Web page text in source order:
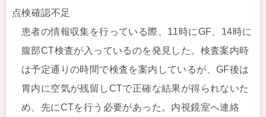
点検確認不足
患者の情報収集を行っている際、11時にGF、14時に
腹部CT検査が入っているのを発見した。検査案内時
は予定通りの時間で検査を案内しているが、GF後は
胃内に空気が残留しCTで正確な結果が得られないた
め、先にCTを行う必要があった。内視鏡室へ連絡